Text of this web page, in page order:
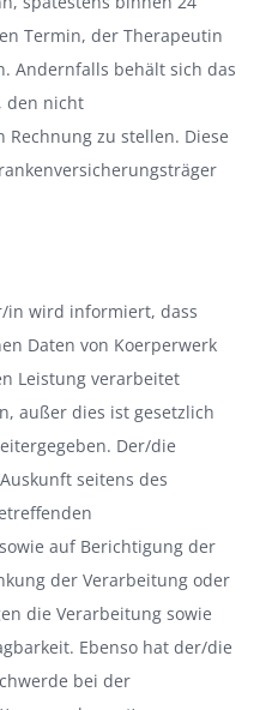
Termin, der Therapeutin
Andernfalls behält sich das
den nicht
zu stellen. Diese
in wird informiert, dass
Daten von Koerperwerk
Leistung verarbeitet
außer dies ist gesetzlich
Der/die
seitens des
auf Berichtigung der
der Verarbeitung oder
die Verarbeitung sowie
Ebenso hat der/die
bei der